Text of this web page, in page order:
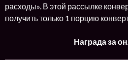
расходы». В этой рассылке
получить только 1 порцию
Награда за